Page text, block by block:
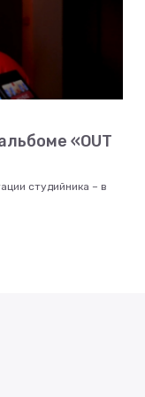
«OUT
студийника – в